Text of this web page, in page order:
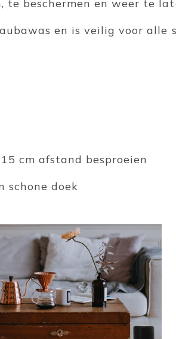
te beschermen en weer te
en is veilig voor alle
cm afstand besproeien
schone doek